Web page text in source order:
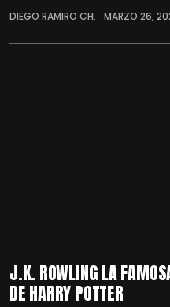
DIEGO RAMIRO CH. MARZO 26,
J.K. ROWLING LA
DE HARRY POTTER